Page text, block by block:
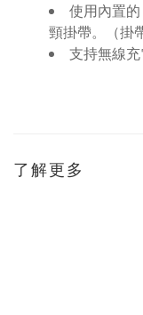
使用內置
頸掛帶。（掛
支持無線充
了解更多